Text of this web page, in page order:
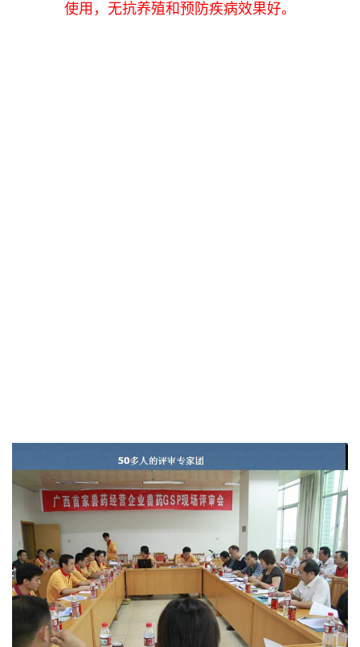
使用，无抗养殖和预防疾病效果好。